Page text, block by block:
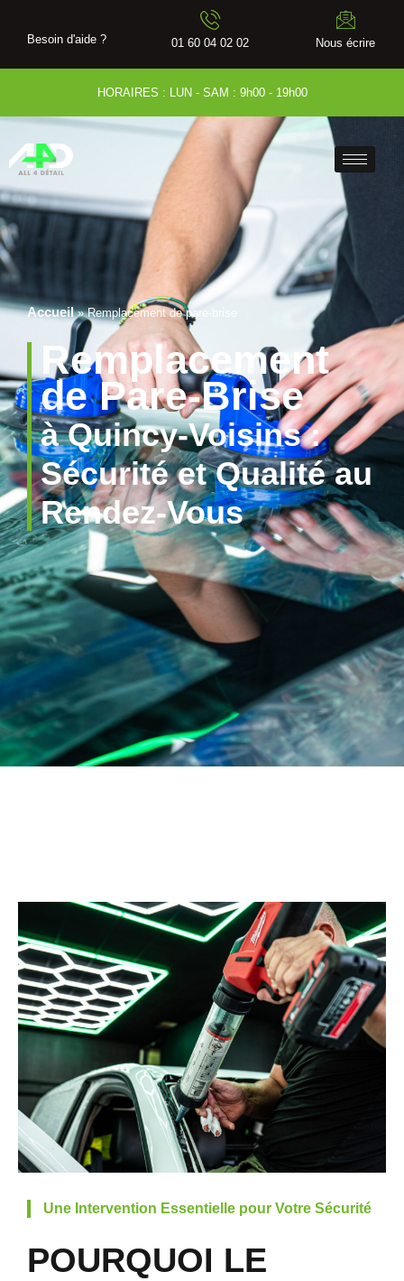
Besoin d'aide ? 01 60 04 02 02 Nous écrire
HORAIRES : LUN - SAM : 9h00 - 19h00
Accueil»Remplacement de pare-brise
Remplacement
de Pare-Brise
à Quincy-Voisins :
Sécurité et Qualité au
Rendez-Vous
Une Intervention Essentielle pour Votre Sécurité
POURQUOI LE